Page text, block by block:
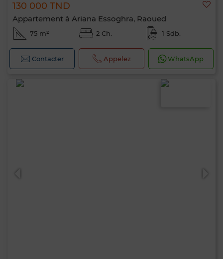
130 000 TND
Appartement à Ariana Essoghra, Raoued
75 m² 2 Ch. 1 Sdb.
Contacter Appelez WhatsApp